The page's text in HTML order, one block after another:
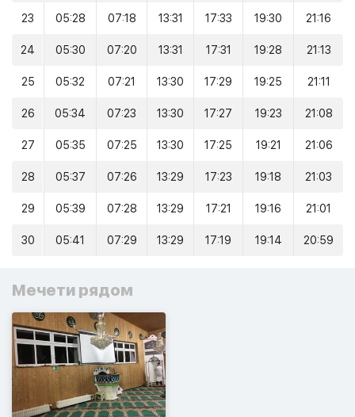
23 05:28 07:18 13:31 17:33 19:30 21:16
24 05:30 07:20 13:31 17:31 19:28 21:13
25 05:32 07:21 13:30 17:29 19:25 21:11
26 05:34 07:23 13:30 17:27 19:23 21:08
27 05:35 07:25 13:30 17:25 19:21 21:06
28 05:37 07:26 13:29 17:23 19:18 21:03
29 05:39 07:28 13:29 17:21 19:16 21:01
30 05:41 07:29 13:29 17:19 19:14 20:59
Мечети рядом